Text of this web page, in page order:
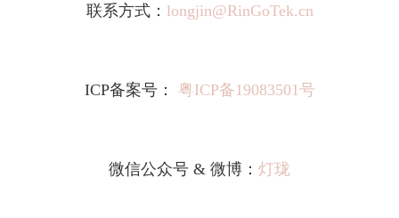
联系方式： longjin@RinGoTek.cn
ICP备案号： 粤ICP备19083501号
微信公众号 & 微博： 灯珑